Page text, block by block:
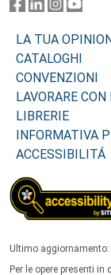
LA TUA
CATALOGHI
CONVENZIONI
LAVORARE CON
LIBRERIE
INFORMATIVA
ACCESSIBILITÁ
Ultimo
Per le opere presenti